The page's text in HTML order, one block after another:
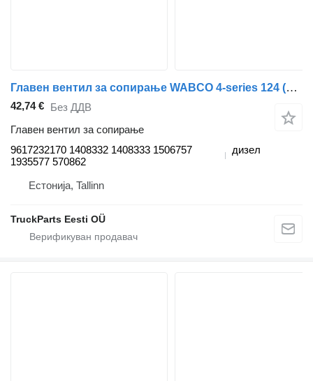
Главен вентил за сопирање WABCO 4-series 124 (01.95-12.04) 9617232170 за камион влекач Scania 4-series (1995-2006)
42,74 € Без ДДВ
Главен вентил за сопирање
9617232170 1408332 1408333 1506757
1935577 570862
дизел
Естонија, Tallinn
TruckParts Eesti OÜ